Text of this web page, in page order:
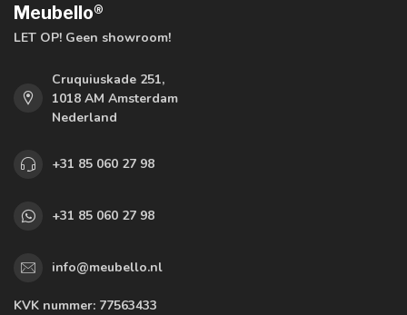
Meubello®
LET OP! Geen showroom!
Cruquiuskade 251,
1018 AM Amsterdam
Nederland
+31 85 060 27 98
+31 85 060 27 98
info@meubello.nl
KVK nummer: 77563433